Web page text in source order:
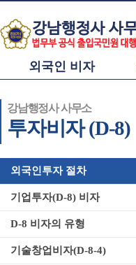
외국인 비자
강남행정사 사무소
투자비자 (D-8)
외국인투자 절차
기업투자(D-8) 비자
D-8 비자의 유형
기술창업비자(D-8-4)